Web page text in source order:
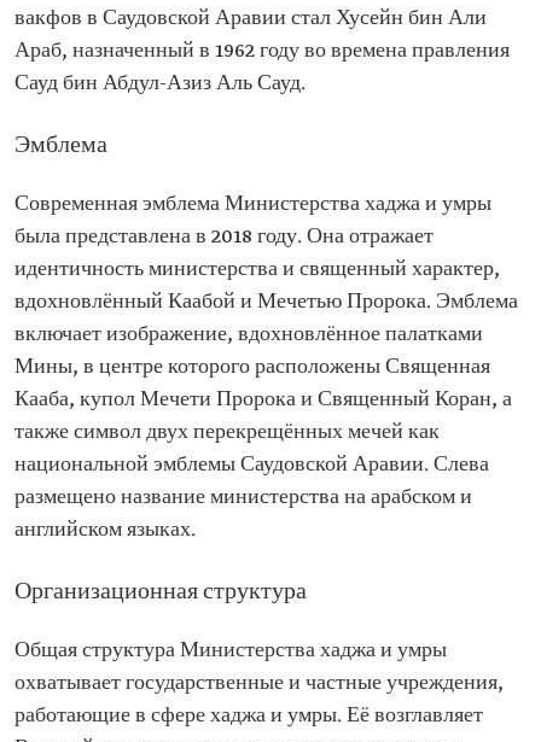
вакфов в Саудовской Аравии стал Хусейн бин Али
Араб, назначенный в 1962 году во времена правления
Сауд бин Абдул-Азиз Аль Сауд.
Эмблема
Современная эмблема Министерства хаджа и умры
была представлена в 2018 году. Она отражает
идентичность министерства и священный характер,
вдохновлённый Каабой и Мечетью Пророка. Эмблема
включает изображение, вдохновлённое палатками
Мины, в центре которого расположены Священная
Кааба, купол Мечети Пророка и Священный Коран, а
также символ двух перекрещённых мечей как
национальной эмблемы Саудовской Аравии. Слева
размещено название министерства на арабском и
английском языках.
Организационная структура
Общая структура Министерства хаджа и умры
охватывает государственные и частные учреждения,
работающие в сфере хаджа и умры. Её возглавляет